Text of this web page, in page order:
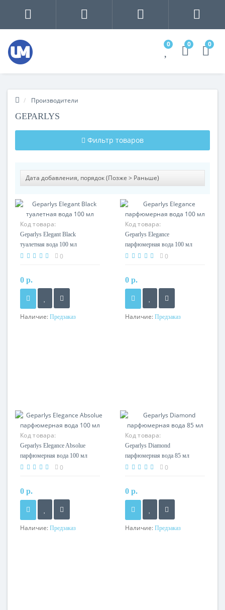
0 0 0
Производители
GEPARLYS
Фильтр товаров
Код товара:
Geparlys Elegant Black
туалетная вода 100 мл
0
0 р.
Наличие: Предзаказ
Код товара:
Geparlys Elegance
парфюмерная вода 100 мл
0
0 р.
Наличие: Предзаказ
Код товара:
Geparlys Elegance Absolue
парфюмерная вода 100 мл
0
0 р.
Наличие: Предзаказ
Код товара:
Geparlys Diamond
парфюмерная вода 85 мл
0
0 р.
Наличие: Предзаказ